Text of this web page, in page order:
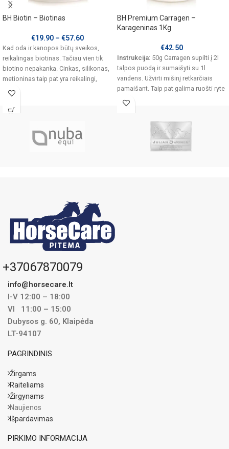
BH Biotin – Biotinas
€19.90 – €57.60
Kad oda ir kanopos būtų sveikos,
reikalingas biotinas. Tačiau vien tik
biotino nepakanka. Cinkas, silikonas,
metioninas taip pat yra reikalingi,
BH Premium Carragen –
Karageninas 1Kg
€42.50
Instrukcija: 50g Carragen supilti į 2l
talpos puodą ir sumaišyti su 1l
vandens. Užvirti mišinį retkarčiais
pamaišant. Taip pat galima ruošti ryte
- tiesiog į indą supilti Carragen, užpilti
dvi dalis ir sumaišoma su pašaru.
Sušeriama ryte ir vakare.
+37067870079
info@horsecare.lt
I-V 12:00 – 18:00
VI 11:00 – 15:00
Dubysos g. 60, Klaipėda
LT-94107
PAGRINDINIS
Žirgams
Raiteliams
Žirgynams
Naujienos
Išpardavimas
PIRKIMO INFORMACIJA